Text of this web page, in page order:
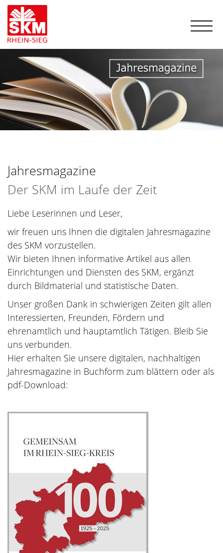
Jahresmagazine
Der SKM im Laufe der Zeit
Liebe Leserinnen und Leser,
wir freuen uns Ihnen die digitalen Jahresmagazine
des SKM vorzustellen.
Wir bieten Ihnen informative Artikel aus allen
Einrichtungen und Diensten des SKM, ergänzt
durch Bildmaterial und statistische Daten.
Unser großen Dank in schwierigen Zeiten gilt allen
Interessierten, Freunden, Fördern und
ehrenamtlich und hauptamtlich Tätigen. Bleib Sie
uns verbunden.
Hier erhalten Sie unsere digitalen, nachhaltigen
Jahresmagazine in Buchform zum blättern oder als
pdf-Download: